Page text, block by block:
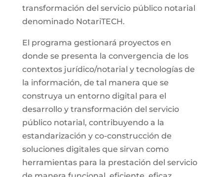
transformación del servicio público notarial
denominado NotariTECH.
El programa gestionará proyectos en
donde se presenta la convergencia de los
contextos jurídico/notarial y tecnologías de
la información, de tal manera que se
construya un entorno digital para el
desarrollo y transformación del servicio
público notarial, contribuyendo a la
estandarización y co-construcción de
soluciones digitales que sirvan como
herramientas para la prestación del servicio